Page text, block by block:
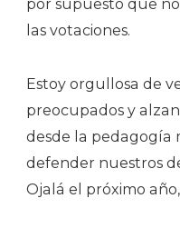
por supuesto que
las votaciones.
Estoy orgullosa de
preocupados y
desde la pedagogía
defender nuestros
Ojalá el próximo